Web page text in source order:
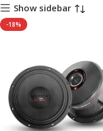
Show sidebar
-18%